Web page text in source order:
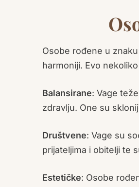
Osobe rođene u
harmoniji. Evo
Balansirane: Vage
zdravlju. One su
Društvene: Vage su
prijateljima i obitelji te
Estetičke: Osobe